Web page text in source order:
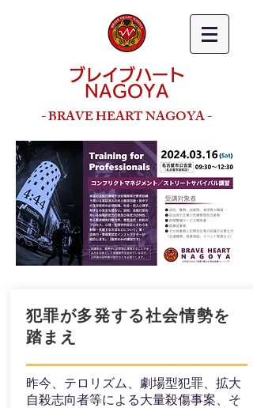
ブレイブハート
NAGOYA
- BRAVE HEART NAGOYA -
​犯罪が多発する社会情勢を
踏まえ
昨今、テロリズム、劇場型犯罪、拡大
自殺志向者等による大量殺傷事案、そ